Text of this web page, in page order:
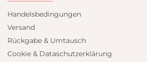
Handelsbedingungen
Versand
Rückgabe & Umtausch
Cookie & Dataschutzerklärung